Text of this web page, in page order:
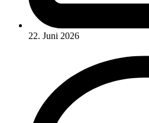
22. Juni 2026